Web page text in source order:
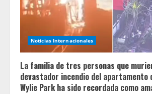
Noticias Internacionales
La familia de tres personas que
devastador incendio del apartamento
Wylie Park ha sido recordada como